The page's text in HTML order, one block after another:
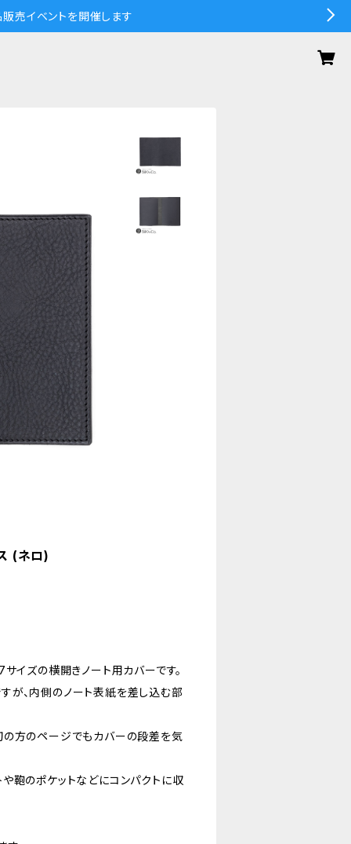
売イベントを開催します
(ネロ)
イズの横開きノート用カバーです。
が、内側のノート表紙を差し込む部
の方のページでもカバーの段差を気
鞄のポケットなどにコンパクトに収